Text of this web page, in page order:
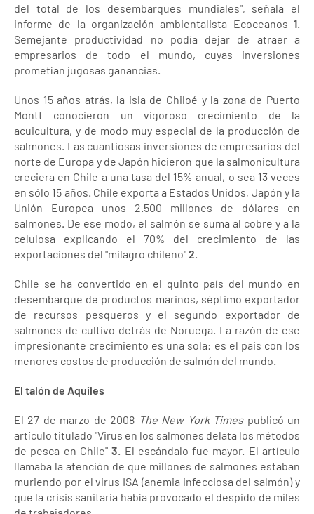
del total de los desembarques mundiales", señala el
informe de la organización ambientalista Ecoceanos 1.
Semejante productividad no podía dejar de atraer a
empresarios de todo el mundo, cuyas inversiones
prometían jugosas ganancias.
Unos 15 años atrás, la isla de Chiloé y la zona de Puerto
Montt conocieron un vigoroso crecimiento de la
acuicultura, y de modo muy especial de la producción de
salmones. Las cuantiosas inversiones de empresarios del
norte de Europa y de Japón hicieron que la salmonicultura
creciera en Chile a una tasa del 15% anual, o sea 13 veces
en sólo 15 años. Chile exporta a Estados Unidos, Japón y la
Unión Europea unos 2.500 millones de dólares en
salmones. De ese modo, el salmón se suma al cobre y a la
celulosa explicando el 70% del crecimiento de las
exportaciones del "milagro chileno"2.
Chile se ha convertido en el quinto país del mundo en
desembarque de productos marinos, séptimo exportador
de recursos pesqueros y el segundo exportador de
salmones de cultivo detrás de Noruega. La razón de ese
impresionante crecimiento es una sola: es el pais con los
menores costos de producción de salmón del mundo.
El talón de Aquiles
El 27 de marzo de 2008 The New York Timespublicó un
artículo titulado "Virus en los salmones delata los métodos
de pesca en Chile"3. El escándalo fue mayor. El artículo
llamaba la atención de que millones de salmones estaban
muriendo por el virus ISA (anemia infecciosa del salmón) y
que la crisis sanitaria había provocado el despido de miles